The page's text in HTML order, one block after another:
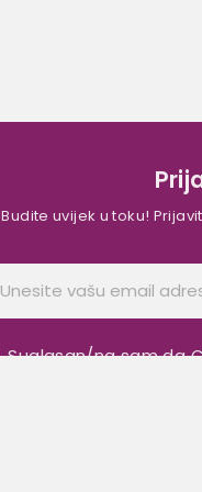
Budite uvijek u toku!
Suglasan/na sam da